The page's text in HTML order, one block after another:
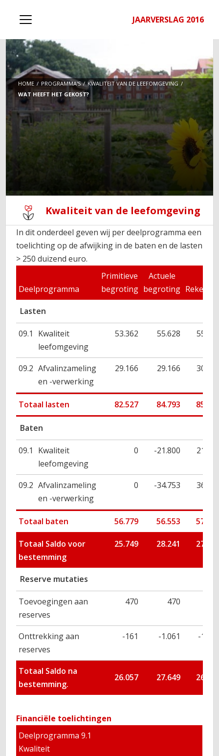
JAARVERSLAG 2016
HOME PROGRAMMA'S
KWALITEIT VAN DE LEEFOMGEVING
WAT HEEFT HET GEKOST?
Kwaliteit van de leefomgeving
In dit onderdeel geven wij per deelprogramma een
toelichting op de afwijking in de baten en de lasten
> 250 duizend euro.
Deelprogramma
Primitieve
begroting
Actuele
begroting
Lasten
09.1
Kwaliteit
leefomgeving
53.362 55.628
09.2 Afvalinzameling
en -verwerking
29.166 29.166
Totaal lasten 82.527 84.793
Baten
09.1
Kwaliteit
leefomgeving
0 -21.800
09.2 Afvalinzameling
en -verwerking
0 -34.753
Totaal baten 56.779 56.553
Totaal Saldo voor
bestemming
25.749 28.241
Reserve mutaties
Toevoegingen aan
reserves
470 470
Onttrekking aan
reserves
-161 -1.061 -
Totaal Saldo na
bestemming.
26.057 27.649
Financiële toelichtingen
Deelprogramma 9.1
Kwaliteit